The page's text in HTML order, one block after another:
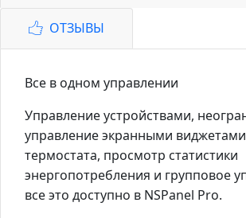
ОТЗЫВЫ
Все в одном управлении
Управление устройствами,
управление экранными
термостата, просмотр статистики
энергопотребления и групповое
все это доступно в NSPanel Pro.